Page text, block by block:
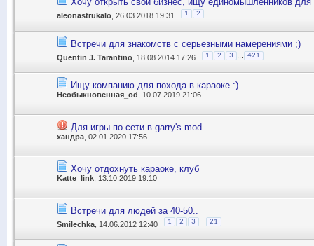
aleonastrukalo , 26.03.2018 19:31 1 2
Встречи для знакомств с серьезными намерениями ;)
Quentin J. Tarantino , 18.08.2014 17:26 1 2 3 421
Ищу компанию для похода в караоке :)
Необыкновенная_od , 10.07.2019 21:06
Для игры по сети в garry's mod
хандра , 02.01.2020 17:56
Хочу отдохнуть караоке, клуб
Katte_link , 13.10.2019 19:10
Встречи для людей за 40-50..
Smilechka , 14.06.2012 12:40 1 2 3 ... 21